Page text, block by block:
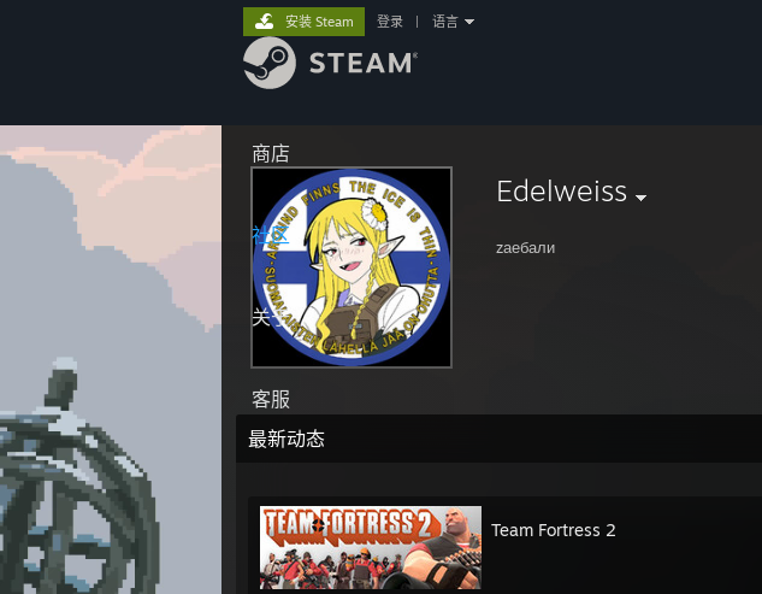
商店
社区
关于
客服
安装 Steam 登录 语言
Edelweiss
zаебали
最新动态
Team Fortress 2